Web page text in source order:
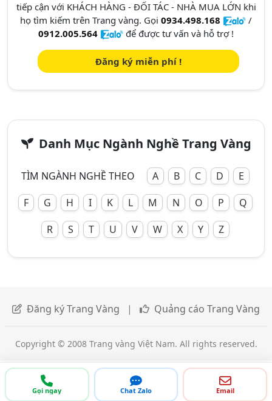
Gọi ngay Chat Zalo Email
tiếp cận với KHÁCH HÀNG - ĐỐI TÁC - NHÀ MUA LỚN khi
họ tìm kiếm trên Trang vàng. Gọi 0934.498.168
/
0912.005.564
để được tư vấn và hỗ trợ !
Đăng ký miễn phí !
Danh Mục Ngành Nghề Trang Vàng
TÌM NGÀNH NGHỀ THEO A B C D
E
F
G H I K L M N O P
Q
R
S T U V W X Y Z
Đăng ký Trang Vàng | Quảng cáo Trang Vàng
Copyright © 2008 Trang vàng Việt Nam. All rights reserved.